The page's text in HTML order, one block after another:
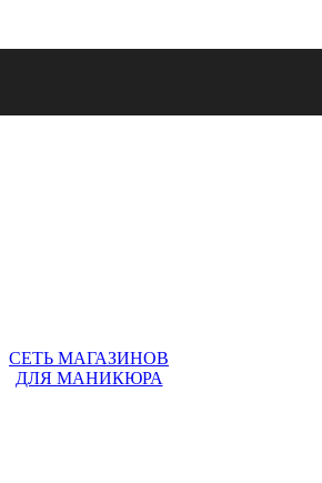
СЕТЬ МАГАЗИНОВ
ДЛЯ МАНИКЮРА